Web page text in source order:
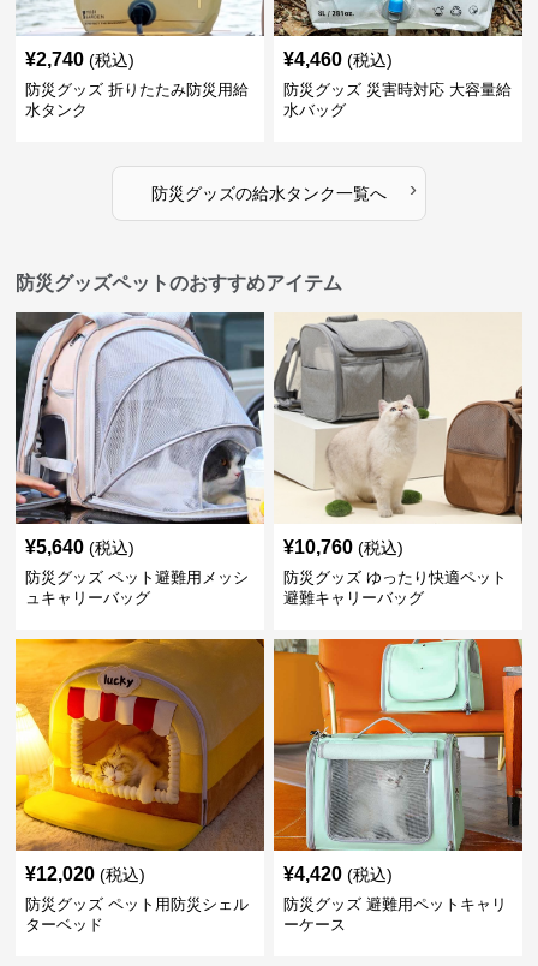
¥2,740 (税込)
防災グッズ 折りたたみ防災用給
水タンク
¥4,460 (税込)
防災グッズ 災害時対応 大容量給
水バッグ
防災グッズの給水タンク一覧へ ›
防災グッズペットのおすすめアイテム
¥5,640 (税込)
防災グッズ ペット避難用メッシ
ュキャリーバッグ
¥10,760 (税込)
防災グッズ ゆったり快適ペット
避難キャリーバッグ
¥12,020 (税込)
防災グッズ ペット用防災シェル
ターベッド
¥4,420 (税込)
防災グッズ 避難用ペットキャリ
ーケース